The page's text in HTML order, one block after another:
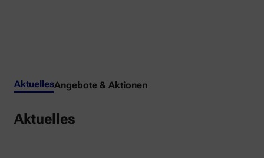
AktuellesAngebote & Aktionen
Aktuelles